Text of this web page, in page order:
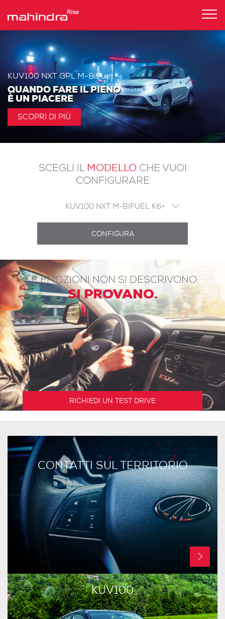
KUV100 NXT GPL M-BiFuel
QUANDO FARE IL PIENO
È UN PIACERE
SCOPRI DI PIÙ
SCEGLI IL MODELLOCHE VUOI
CONFIGURARE
KUV100 NXT M-BIFUEL K6+
LE EMOZIONI NON SI DESCRIVONO.
SI PROVANO.
RICHIEDI UN TEST DRIVE
CONTATTI SUL TERRITORIO
KUV100